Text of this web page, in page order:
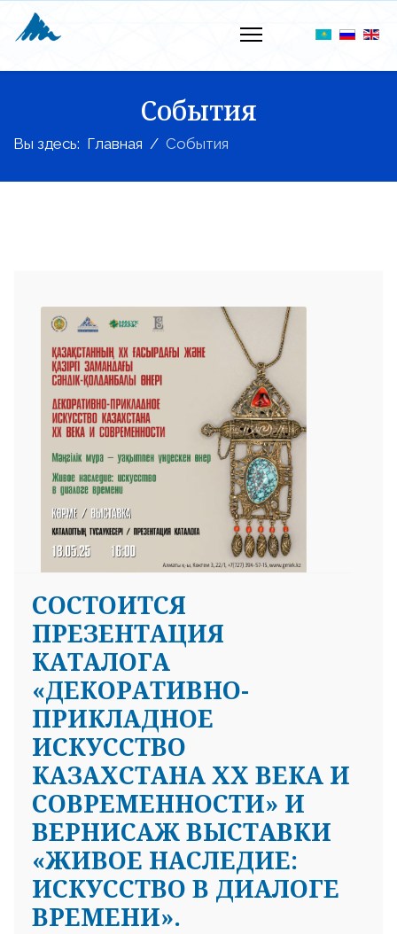
События
Вы здесь: Главная События
СОСТОИТСЯ
ПРЕЗЕНТАЦИЯ
КАТАЛОГА
«ДЕКОРАТИВНО-
ПРИКЛАДНОЕ
ИСКУССТВО
КАЗАХСТАНА ХХ ВЕКА И
СОВРЕМЕННОСТИ» И
ВЕРНИСАЖ ВЫСТАВКИ
«ЖИВОЕ НАСЛЕДИЕ:
ИСКУССТВО В ДИАЛОГЕ
ВРЕМЕНИ».